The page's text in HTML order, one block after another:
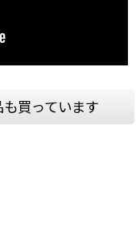
買っています